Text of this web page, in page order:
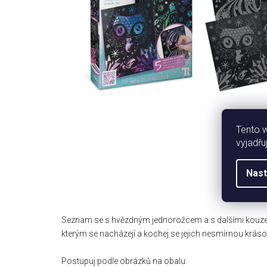
Tento
Seznam se s hvězdným jednorožcem a s dalšími
kterým se nacházejí a kochej se jejich nesmírnou
Postupuj podle obrázků na obalu: